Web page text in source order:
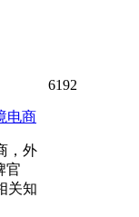
6192
，外
官
关知